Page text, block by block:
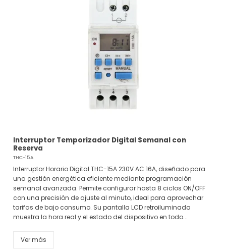
Interruptor Temporizador Digital Semanal con
Reserva
THC-15A
Interruptor Horario Digital THC-15A 230V AC 16A, diseñado para
una gestión energética eficiente mediante programación
semanal avanzada. Permite configurar hasta 8 ciclos ON/OFF
con una precisión de ajuste al minuto, ideal para aprovechar
tarifas de bajo consumo. Su pantalla LCD retroiluminada
muestra la hora real y el estado del dispositivo en todo...
Ver más